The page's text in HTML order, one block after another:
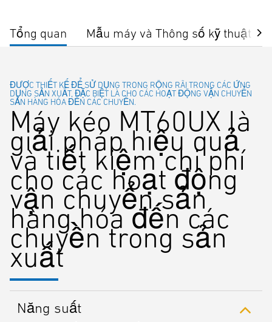
Tổng quan Mẫu máy và Thông số kỹ thuật
ĐƯỢC THIẾT KẾ ĐỂ SỬ DỤNG TRONG RỘNG RÃI TRONG CÁC ỨNG
DỤNG SẢN XUẤT, ĐẶC BIỆT LÀ CHO CÁC HOẠT ĐỘNG VẬN CHUYỂN
SẢN HÀNG HÓA ĐẾN CÁC CHUYỀN.
Máy kéo MT60UX là
giải pháp hiệu quả
và tiết kiệm chi phí
cho các hoạt động
vận chuyển sản
hàng hóa đến các
chuyền trong sản
xuất
Năng suất